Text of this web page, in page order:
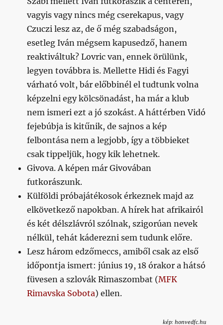
vagyis vagy nincs még cserekapus, vagy
Czuczi lesz az, de ő még szabadságon,
esetleg Iván mégsem kapusedző, hanem
reaktiváltuk? Lovric van, ennek örülünk,
legyen továbbra is. Mellette Hidi és Fagyi
várható volt, bár előbbinél el tudtunk volna
képzelni egy kölcsönadást, ha már a klub
nem ismeri ezt a jó szokást. A háttérben Vidó
fejebúbja is kitűnik, de sajnos a kép
felbontása nem a legjobb, így a többieket
csak tippeljük, hogy kik lehetnek.
Givova. A képen már Givovában
futkorászunk.
Külföldi próbajátékosok érkeznek majd az
elkövetkező napokban. A hírek hat afrikairól
és két délszlávról szólnak, szigorúan nevek
nélkül, tehát káderezni sem tudunk előre.
Lesz három edzőmeccs, amiből csak az első
időpontja ismert: június 19, 18 órakor a hátsó
füvesen a szlovák Rimaszombat (MFK
Rimavska Sobota) ellen.
kép: honvedfc.hu